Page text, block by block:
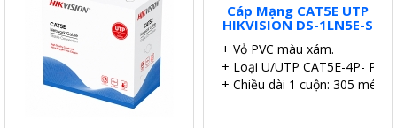
Cáp Mạng CAT5E UTP
HIKVISION DS-1LN5E-S
+ Vỏ PVC màu xám.
+ Loại U/UTP CAT5E-4P-
+ Chiều dài 1 cuộn: 305 mét.